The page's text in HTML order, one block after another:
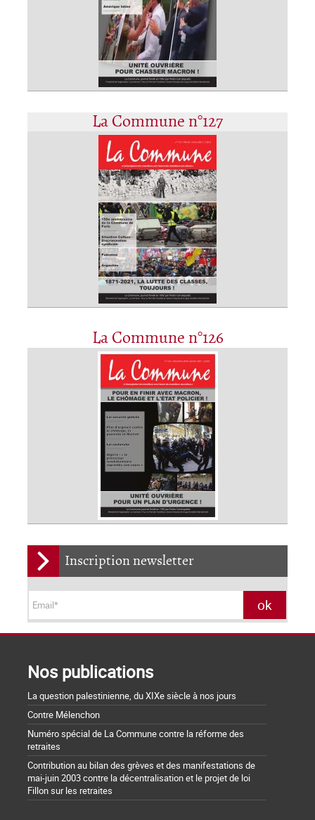
La Commune n°127
La Commune n°126
Inscription newsletter
Nos publications
La question palestinienne, du XIXe siècle à nos jours
Contre Mélenchon
Numéro spécial de La Commune contre la réforme des
retraites
Contribution au bilan des grèves et des manifestations de
mai-juin 2003 contre la décentralisation et le projet de loi
Fillon sur les retraites